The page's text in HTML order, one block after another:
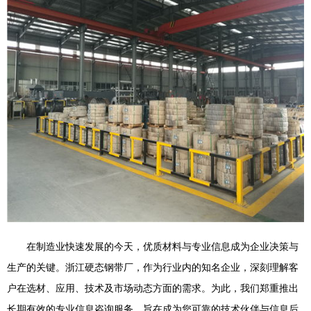
在制造业快速发展的今天，优质材料与专业信息成为企业决策与
生产的关键。浙江硬态钢带厂，作为行业内的知名企业，深刻理解客
户在选材、应用、技术及市场动态方面的需求。为此，我们郑重推出